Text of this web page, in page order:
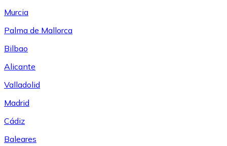
Murcia
Palma de Mallorca
Bilbao
Alicante
Valladolid
Madrid
Cádiz
Baleares